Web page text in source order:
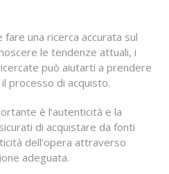
una ricerca accurata sul
le tendenze attuali, i
può aiutarti a prendere
processo di acquisto.
è l’autenticità e la
di acquistare da fonti
dell’opera attraverso
adeguata.